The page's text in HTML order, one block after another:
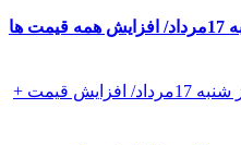
قیمت طلا و سکه امروز شنبه 17مرداد/ افزایش همه قیمت ها